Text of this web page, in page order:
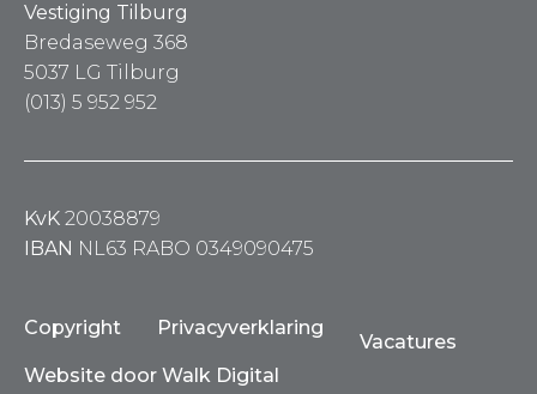
Vestiging Tilburg
Bredaseweg 368
5037 LG Tilburg
(013) 5 952 952
KvK 20038879
IBAN NL63 RABO 0349090475
Copyright Privacyverklaring
Vacatures
Website door Walk Digital